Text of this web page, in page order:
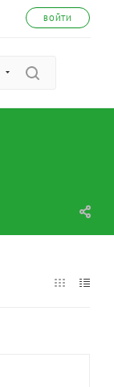
ВОЙТИ